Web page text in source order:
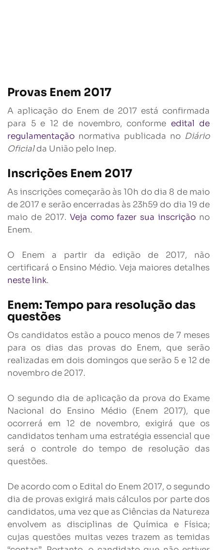
Provas Enem 2017
A aplicação do Enem de 2017 está confirmada
para 5 e 12 de novembro, conforme edital de
regulamentação normativa publicada no Diário
Oficialda União pelo Inep.
Inscrições Enem 2017
As inscrições começarão às 10h do dia 8 de maio
de 2017 e serão encerradas às 23h59 do dia 19 de
maio de 2017. Veja como fazer sua inscrição no
Enem.
O Enem a partir da edição de 2017, não
certificará o Ensino Médio. Veja maiores detalhes
neste link.
Enem: Tempo para resolução das
questões
Os candidatos estão a pouco menos de 7 meses
para os dias das provas do Enem, que serão
realizadas em dois domingos que serão 5 e 12 de
novembro de 2017.
O segundo dia de aplicação da prova do Exame
Nacional do Ensino Médio (Enem 2017), que
ocorrerá em 12 de novembro, exigirá que os
candidatos tenham uma estratégia essencial que
será o controle do tempo de resolução das
questões.
De acordo com o Edital do Enem 2017, o segundo
dia de provas exigirá mais cálculos por parte dos
candidatos, uma vez que as Ciências da Natureza
envolvem as disciplinas de Química e Física;
cujas questões muitas vezes trazem as temidas